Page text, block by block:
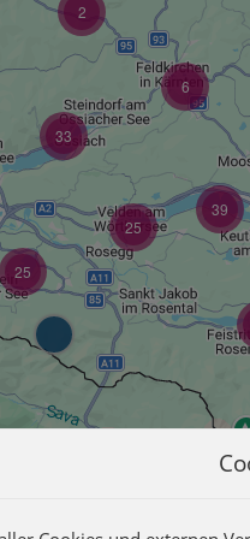
25
6
2
39
25
33